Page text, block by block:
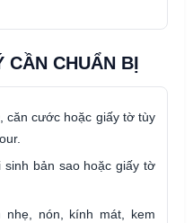
CẦN CHUẨN BỊ
căn cước hoặc giấy tờ tùy
bản sao hoặc giấy tờ
nhẹ, nón, kính mát, kem